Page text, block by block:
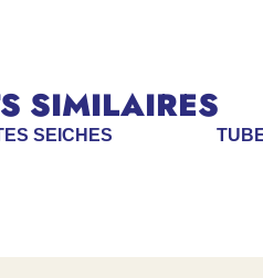
SIMILAIRES
SEICHES